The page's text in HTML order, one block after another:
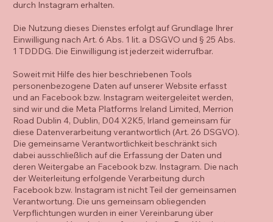
durch Instagram erhalten.
Die Nutzung dieses Dienstes erfolgt auf Grundlage Ihrer
Einwilligung nach Art. 6 Abs. 1 lit. a DSGVO und § 25 Abs.
1 TDDDG. Die Einwilligung ist jederzeit widerrufbar.
Soweit mit Hilfe des hier beschriebenen Tools
personenbezogene Daten auf unserer Website erfasst
und an Facebook bzw. Instagram weitergeleitet werden,
sind wir und die Meta Platforms Ireland Limited, Merrion
Road Dublin 4, Dublin, D04 X2K5, Irland gemeinsam für
diese Datenverarbeitung verantwortlich (Art. 26 DSGVO).
Die gemeinsame Verantwortlichkeit beschränkt sich
dabei ausschließlich auf die Erfassung der Daten und
deren Weitergabe an Facebook bzw. Instagram. Die nach
der Weiterleitung erfolgende Verarbeitung durch
Facebook bzw. Instagram ist nicht Teil der gemeinsamen
Verantwortung. Die uns gemeinsam obliegenden
Verpflichtungen wurden in einer Vereinbarung über